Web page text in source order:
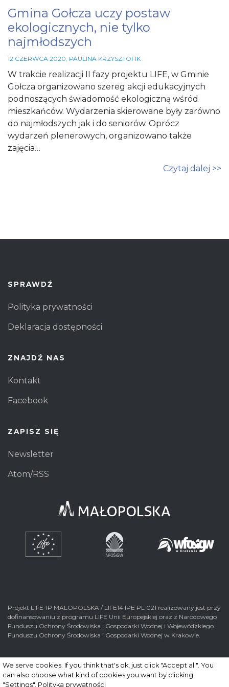
Gmina Gołcza uczy postaw
ekologicznych, nie tylko
najmłodszych
12 CZERWCA 2020, PAULINA KRZYSZTOFIK
W trakcie realizacji II fazy projektu LIFE, w Gminie
Gołcza organizowano szereg akcji edukacyjnych
podnoszących świadomość ekologiczną wśród
mieszkańców. Wydarzenia skierowane były zarówno
do najmłodszych jak i do seniorów. Oprócz
wydarzeń plenerowych, organizowano także
zajęcia…
Czytaj dalej >>
SPRAWDŹ
Polityka prywatności
Deklaracja dostępności
ZNAJDŹ NAS
Kontakt
Facebook
ZAPISZ SIĘ
Newsletter
Atom/RSS
Projekt LIFE-IP MALOPOLSKA / LIFE14 IPE PL 021 realizowany jest przy
dofinansowaniu z programu LIFE Unii Europejskiej oraz z Narodowego
Funduszu Ochrony Środowiska i Gospodarki Wodnej i Wojewódzkiego
Funduszu Ochrony Środowiska i Gospodarki Wodnej w Krakowie.
© 2026 Wszelkie prawa zastrzeżone. RealizacjanFinity.pl
We serve cookies. If you think that's ok, just click "Accept all". You
can also choose what kind of cookies you want by clicking
"Settings". Polityka prywatności
do działania
serwisu.
Statystyki
us to
improve
the
website's
functionality
and
structure,
based on
działała jak